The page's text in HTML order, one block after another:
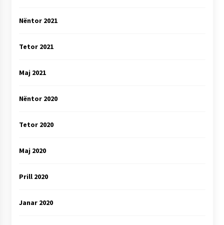
Nëntor 2021
Tetor 2021
Maj 2021
Nëntor 2020
Tetor 2020
Maj 2020
Prill 2020
Janar 2020